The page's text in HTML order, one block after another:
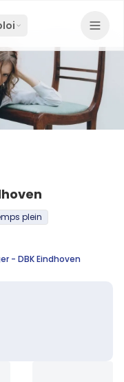
plein
- DBK Eindhoven